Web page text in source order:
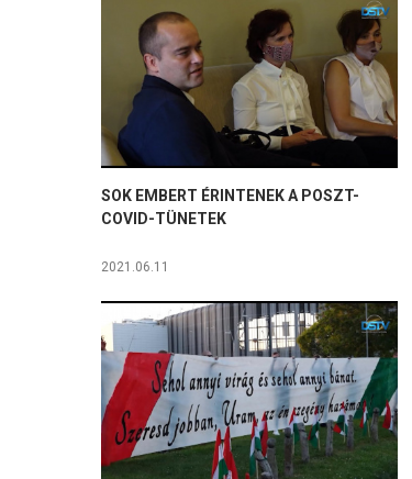
SOK EMBERT ÉRINTENEK A POSZT-
COVID-TÜNETEK
2021.06.11